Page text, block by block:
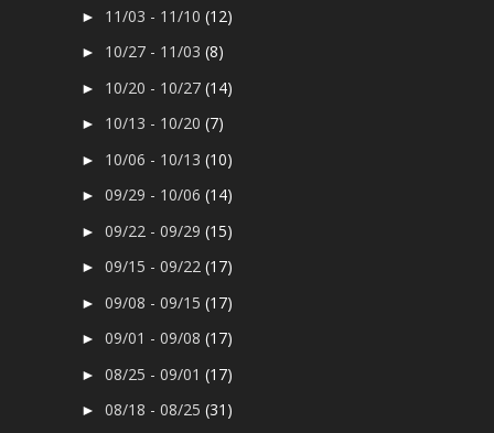
► 11/03 - 11/10(12)
► 10/27 - 11/03(8)
► 10/20 - 10/27(14)
► 10/13 - 10/20(7)
► 10/06 - 10/13(10)
►09/29 - 10/06(14)
►09/22 - 09/29(15)
►09/15 - 09/22(17)
►09/08 - 09/15(17)
►09/01 - 09/08(17)
►08/25 - 09/01(17)
►08/18 - 08/25(31)